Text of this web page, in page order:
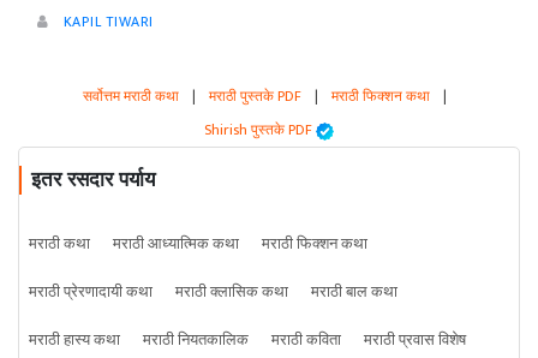
KAPIL TIWARI
सर्वोत्तम मराठी कथा | मराठी पुस्तके PDF | मराठी फिक्शन कथा |
Shirish पुस्तके PDF
इतर रसदार पर्याय
मराठी कथा मराठी आध्यात्मिक कथा
मराठी फिक्शन कथा
मराठी प्रेरणादायी कथा
मराठी क्लासिक कथा
मराठी बाल कथा
मराठी हास्य कथा
मराठी नियतकालिक मराठी कविता
मराठी प्रवास विशेष